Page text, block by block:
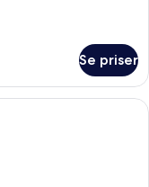
Se priser
av topp kvalitet, minibar,